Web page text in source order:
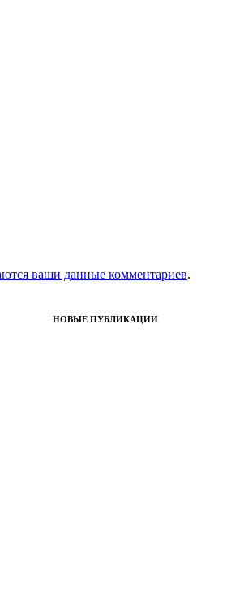
ваши данные комментариев.
НОВЫЕ ПУБЛИКАЦИИ